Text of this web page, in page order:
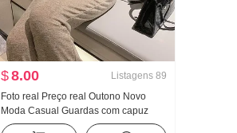
$8.00 Listagens 89
Foto real Preço real Outono Novo
Moda Casual Guardas com capuz
Guarda Calças Efeito emagrecedor